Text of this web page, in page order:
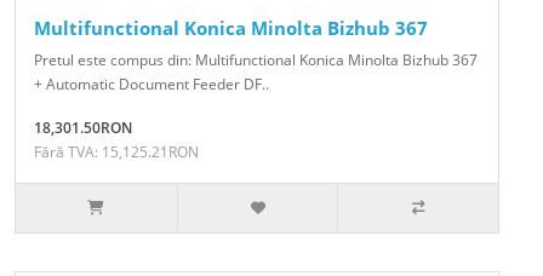
Multifunctional Konica Minolta Bizhub 367
Pretul este compus din: Multifunctional Konica Minolta Bizhub 367
+ Automatic Document Feeder DF..
18,301.50RON
Fără TVA: 15,125.21RON